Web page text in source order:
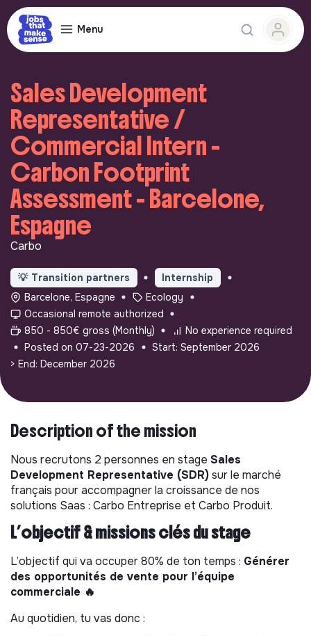
Menu
Sales Development
Representative /
Commercial Intern -
Carbon Footprint
Assessment - Barcelone,
Espagne
Carbo
💡 Transition partners
Internship
Barcelone, Espagne
Ecology
Occasional remote authorized
850 - 850€ gross (Monthly)
No experience required
Posted on 07-23-2026
Start: September 2026
> End: December 2026
Description of the mission
Nous recrutons 2 personnes en stage Sales
Development Representative (SDR)sur le marché
français pour accompagner la croissance de nos
solutions Saas : Carbo Entreprise et Carbo Produit.
L’objectif & missions clés du stage
L’objectif qui va occuper 80% de ton temps : Générer
des opportunités de vente pour l’équipe
commerciale 🔥
Au quotidien, tu vas donc :